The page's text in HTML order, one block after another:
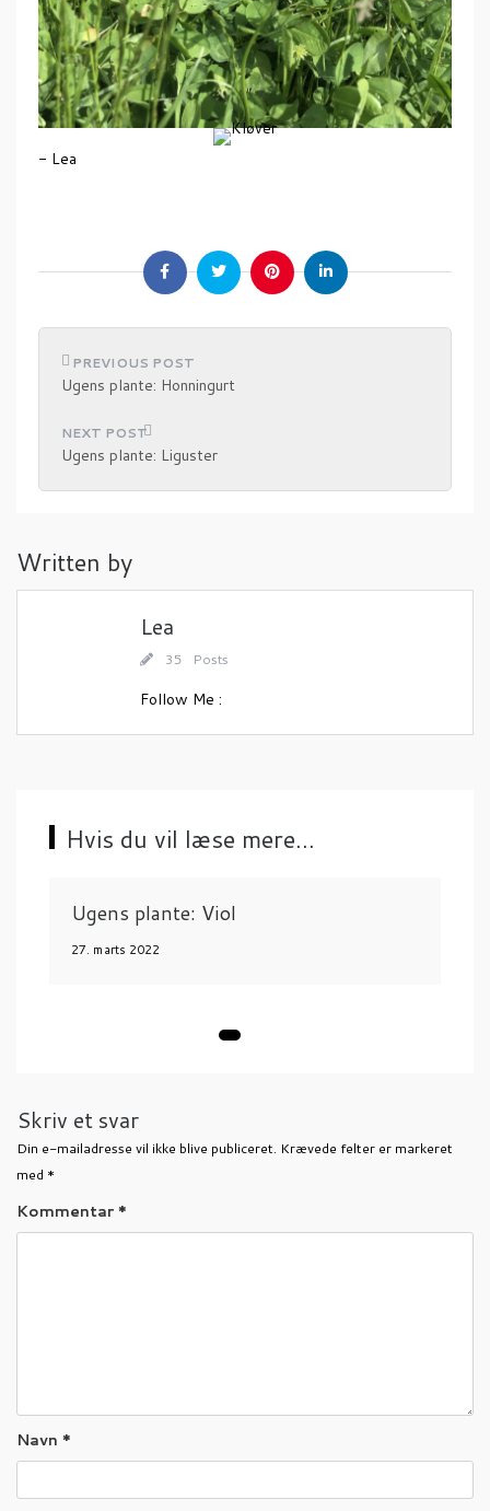
- Lea
I
n
d
l
æ
s
n
g
o
Ugens plante: Honningurt
Ugens plante: Liguster
Written by
Lea
35 Posts
Follow Me :
Hvis du vil læse mere...
Ugens plante: Viol
27. marts 2022
Skriv et svar
Din e-mailadresse vil ikke blive publiceret. Krævede felter er markeret
med *
Kommentar *
Navn *